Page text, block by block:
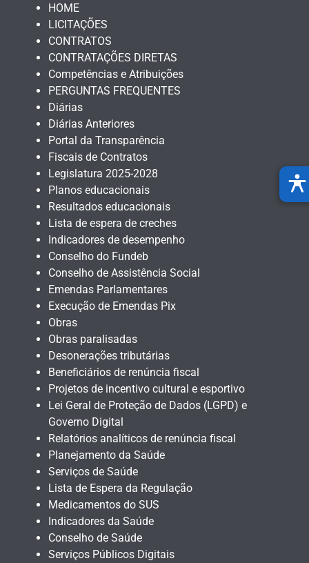
HOME
LICITAÇÕES
CONTRATOS
CONTRATAÇÕES DIRETAS
Competências e Atribuições
PERGUNTAS FREQUENTES
Diárias
Diárias Anteriores
Portal da Transparência
Fiscais de Contratos
Legislatura 2025-2028
Planos educacionais
Resultados educacionais
Lista de espera de creches
Indicadores de desempenho
Conselho do Fundeb
Conselho de Assistência Social
Emendas Parlamentares
Execução de Emendas Pix
Obras
Obras paralisadas
Desonerações tributárias
Beneficiários de renúncia fiscal
Projetos de incentivo cultural e esportivo
Lei Geral de Proteção de Dados (LGPD) e
Governo Digital
Relatórios analíticos de renúncia fiscal
Planejamento da Saúde
Serviços de Saúde
Lista de Espera da Regulação
Medicamentos do SUS
Indicadores da Saúde
Conselho de Saúde
Serviços Públicos Digitais